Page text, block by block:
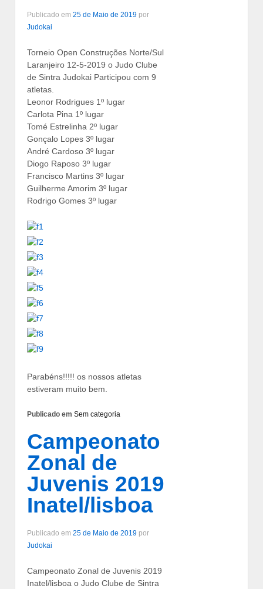
Publicado em 25 de Maio de 2019 por
Judokai
Torneio Open Construções Norte/Sul
Laranjeiro 12-5-2019 o Judo Clube
de Sintra Judokai Participou com 9
atletas.
Leonor Rodrigues 1º lugar
Carlota Pina 1º lugar
Tomé Estrelinha 2º lugar
Gonçalo Lopes 3º lugar
André Cardoso 3º lugar
Diogo Raposo 3º lugar
Francisco Martins 3º lugar
Guilherme Amorim 3º lugar
Rodrigo Gomes 3º lugar
Parabéns!!!!! os nossos atletas
estiveram muito bem.
Publicado em Sem categoria
Campeonato
Zonal de
Juvenis 2019
Inatel/lisboa
Publicado em 25 de Maio de 2019 por
Judokai
Campeonato Zonal de Juvenis 2019
Inatel/lisboa o Judo Clube de Sintra